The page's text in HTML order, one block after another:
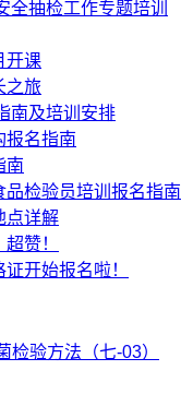
抽检工作专题培训
开课
之旅
南及培训安排
报名指南
南
检验员培训报名指南
点详解
赞！
开始报名啦！
验方法（七-03）